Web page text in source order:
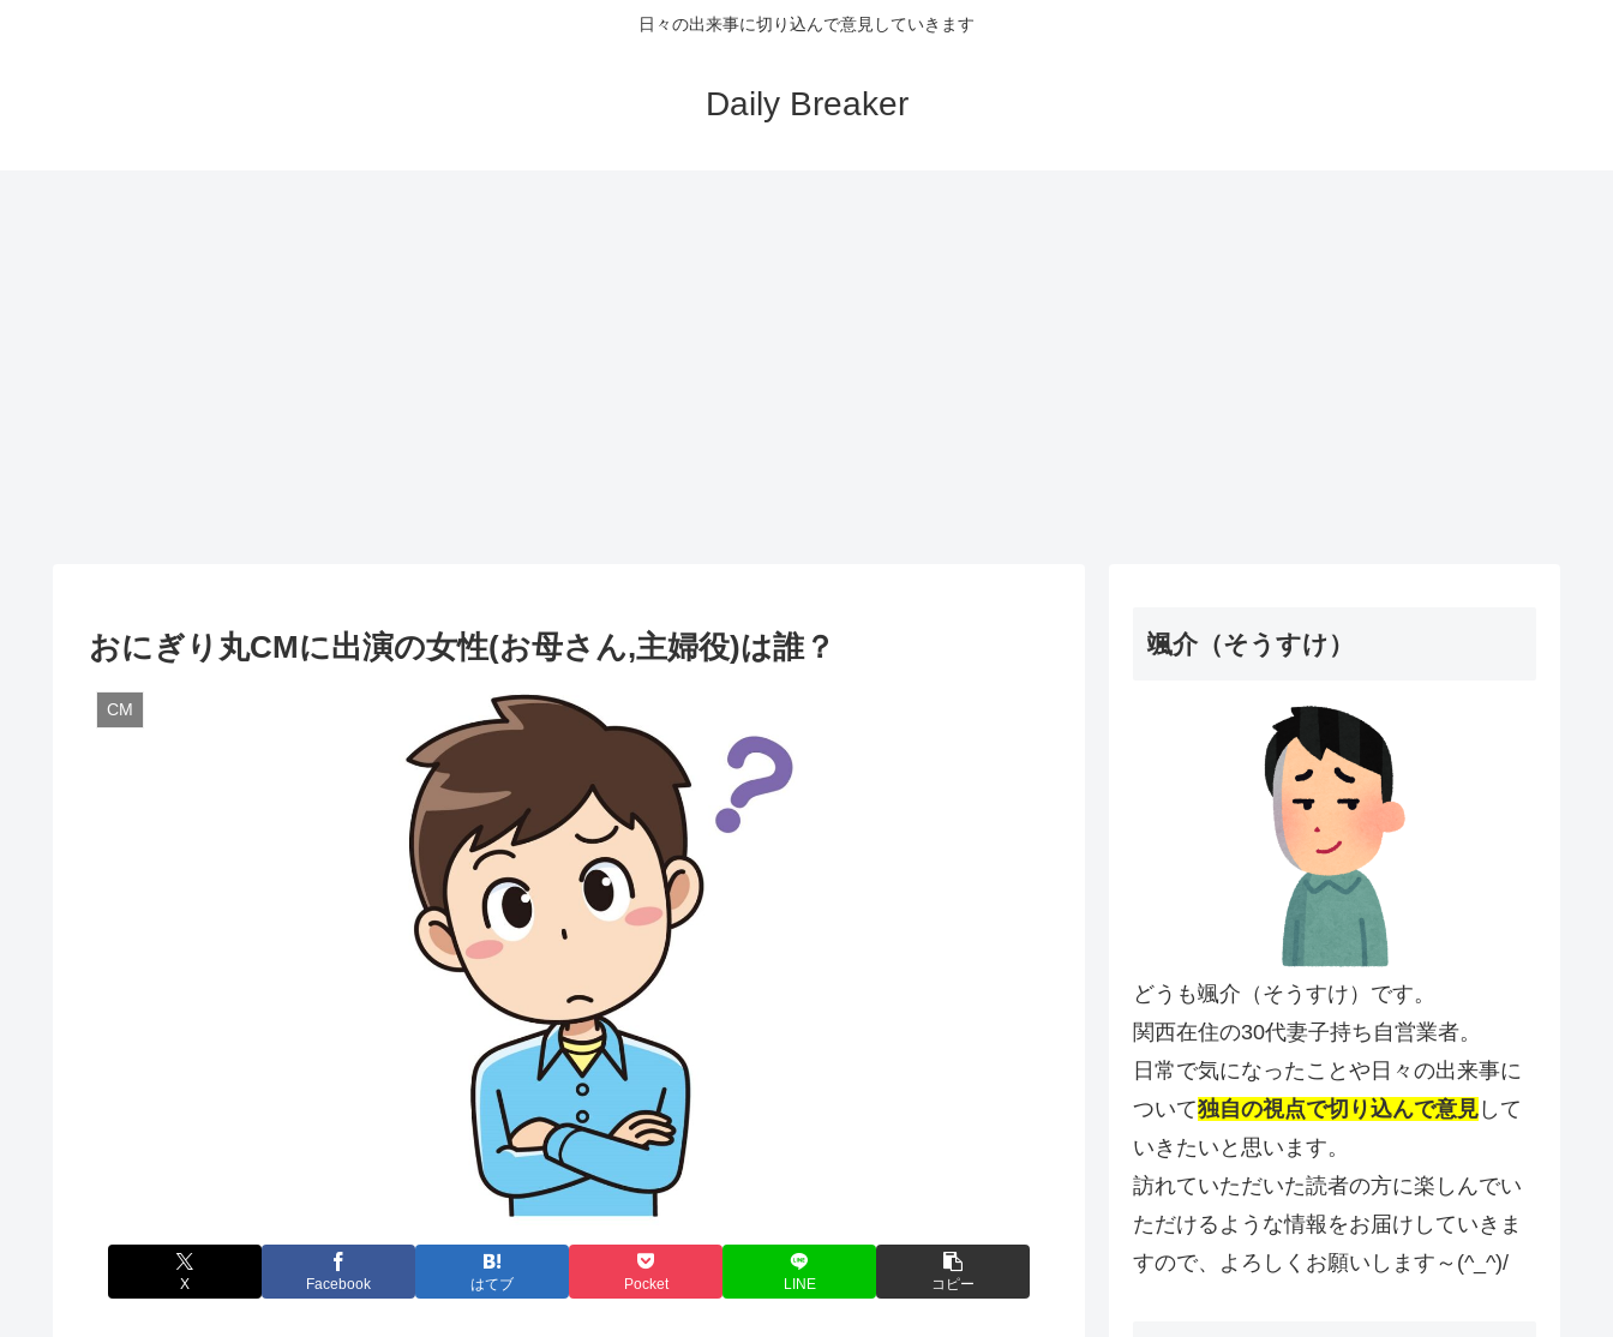
日々の出来事に切り込んで意見していきます
Daily Breaker
おにぎり丸CMに出演の女性(お母さん,主婦役)は誰？
CM
X Facebook はてブ Pocket LINE コピー
颯介（そうすけ）
どうも颯介（そうすけ）です。
関西在住の30代妻子持ち自営業者。
日常で気になったことや日々の出来事に
ついて独自の視点で切り込んで意見 して
いきたいと思います。
訪れていただいた読者の方に楽しんでい
ただけるような情報をお届けしていきま
すので、よろしくお願いします～(^_^)/